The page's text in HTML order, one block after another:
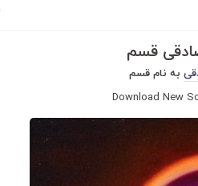
قسم
به نام قسم
Download New